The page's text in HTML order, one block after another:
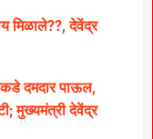
मिळाले??, देवेंद्र
दमदार पाऊल,
मुख्यमंत्री देवेंद्र